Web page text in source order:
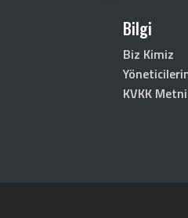
Bilgi
Biz Kimiz
KVKK Metni